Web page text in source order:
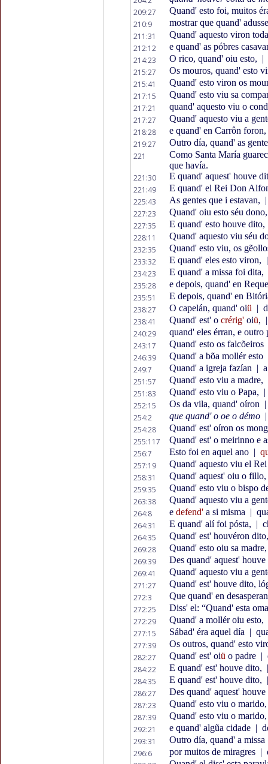
209:27
Quand' esto foi, muitos
210:9
mostrar que quand'
211:31
Quand' aquesto viron
212:12
e quand' as póbres
214:23
O rico, quand' oiu esto, |
215:27
Os mouros, quand' esto
215:41
Quand' esto viron os
217:15
Quand' esto viu sa
217:21
quand' aquesto viu o
217:27
Quand' aquesto viu a
218:28
e quand' en Carrôn foron,
219:27
Outro día, quand' as
221
Como Santa María
que havía.
221:30
E quand' aquest' houve
221:49
E quand' el Rei Don
225:43
As gentes que i estavan, |
227:23
Quand' oiu esto séu
227:35
E quand' esto houve dito,
228:11
Quand' aquesto viu séu
232:35
Quand' esto viu, os
233:32
E quand' eles esto viron, |
234:23
E quand' a missa foi dita,
235:28
e depois, quand' en
235:51
E depois, quand' en
238:27
O capelán, quand' oiü |
238:41
Quand' est' o crérig' oiü, |
240:29
quand' eles érran, e outro
243:17
Quand' esto os falcõeiros
246:39
Quand' a bõa mollér esto
249:7
Quand' a igreja fazían |
251:57
Quand' esto viu a madre,
251:83
Quand' esto viu o Papa, |
252:15
Os da vila, quand' oíron |
254:2
que quand' o oe o démo |
254:28
Quand' est' oíron os
255:117
Quand' est' o meirinno e
256:7
Esto foi en aquel ano |
257:19
Quand' aquesto viu el
258:31
Quand' aquest' oiu o fillo,
259:35
Quand' esto viu o bispo
263:38
Quand' aquesto viu a
264:8
e defend' a si misma |
264:31
E quand' alí foi pósta, |
264:35
Quand' est' houvéron
269:28
Quand' esto oiu sa
269:39
Des quand' aquest'
269:41
Quand' aquesto viu a
271:27
Quand' est' houve dito,
272:3
Que quand' en
272:25
Diss' el: “Quand' esta
272:29
Quand' a mollér oiu esto,
277:15
Sábad' éra aquel día |
277:39
Os outros, quand' esto
282:27
Quand' est' oiü o padre |
284:22
E quand' est' houve dito, |
284:35
E quand' est' houve dito, |
286:27
Des quand' aquest'
287:23
Quand' esto viu o
287:39
Quand' esto viu o
292:21
e quand' algũa cidade |
293:31
Outro día, quand' a missa
296:6
por muitos de miragres |